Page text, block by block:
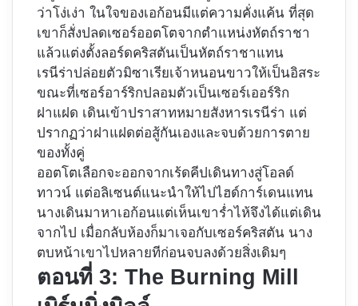
ว่าโง่เง่า ในใจของเอก้อนมีแต่ความคั่งแค้น ที่สุด
เขาก็สั่งปลดเซอร์ออตโตจากตำแหน่งหัตถ์ราชา
แล้วแต่งตั้งลอร์ดคริสตันเป็นหัตถ์ราชาแทน
เรนีร่าปล่อยตัวมิซาเรียเจ้าหนอนขาวให้เป็นอิสระ
ขณะที่เซอร์อาร์ริกปลอมตัวเป็นเซอร์เออร์ริก
ฝาแฝด เดินเข้าปราสาทหมายสังหารเรนีร่า แต่
ปรากฏว่าฝาแฝดต่อสู้กันเองและจบด้วยการตาย
ของทั้งคู่
ออตโตเลือกจะออกจากเร้ดคีปเดินทางสู่โอลด์
ทาวน์ แต่อลิเซนต์แนะนำให้ไปไฮด์การ์เดนแทน
นางเดินมาหาเอก้อนแต่เห็นเขาร่ำไห้จึงได้แต่เดิน
จากไป เมื่อกลับห้องก็มาเจอกับเซอร์คริสตัน นาง
ตบหน้าเขาไปหลายทีก่อนจบลงด้วยสิ่งเดิมๆ
ตอนที่ 3: The Burning Mill